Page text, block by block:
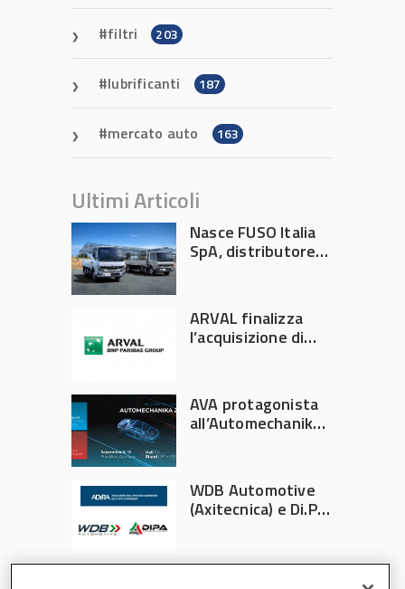
filtri 203
lubrificanti 187
mercato auto 163
Ultimi Articoli
Nasce FUSO Italia
SpA, distributore
ARVAL finalizza
l’acquisizione di
AVA protagonista
all’Automechanika
WDB Automotive
(Axitecnica) e Di.Pa.